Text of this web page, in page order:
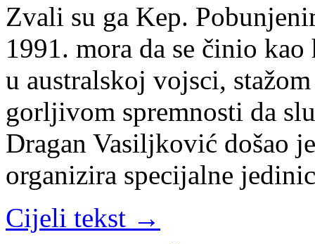
Zvali su ga Kep.
1991. mora da se činio
u australskoj vojsci,
gorljivom spremnosti da
Dragan Vasiljković došao
organizira specijalne
Cijeli tekst →